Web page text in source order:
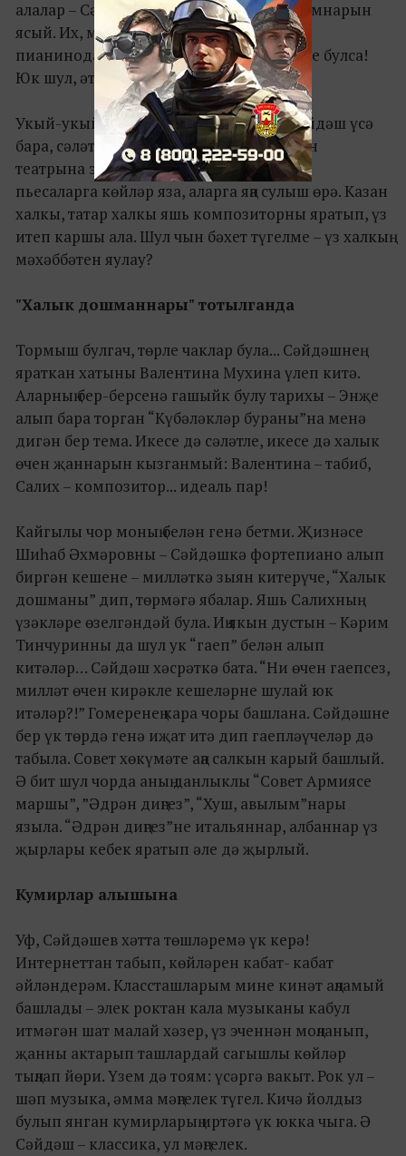
алалар – Сәйдәш музыкага беренче адымнарын
ясый. Их, миңа да балачагымда ук берәр
пианинода яки гармунда өйрәтүче кеше булса!
Юк шул, әти-әнием математиклар бит.
Укый-укый, әллә ниләр беләм. Менә Сәйдәш үсә
бара, сәләте дә үсә. Балачактан үк сөйгән
театрына эшкә урнаша. Театрда барган
пьесаларга көйләр яза, аларга яңа сулыш өрә. Казан
халкы, татар халкы яшь композиторны яратып, үз
итеп каршы ала. Шул чын бәхет түгелме – үз халкың
мәхәббәтен яулау?
"Халык дошманнары" тотылганда
Тормыш булгач, төрле чаклар була... Сәйдәшнең
яраткан хатыны Валентина Мухина үлеп китә.
Аларның бер-берсенә гашыйк булу тарихы – Энҗе
алып бара торган “Күбәләкләр бураны”на менә
дигән бер тема. Икесе дә сәләтле, икесе дә халык
өчен җаннарын кызганмый: Валентина – табиб,
Салих – композитор... идеаль пар!
Кайгылы чор моның белән генә бетми. Җизнәсе
Шиһаб Әхмәровны – Сәйдәшкә фортепиано алып
биргән кешене – милләткә зыян китерүче, “Халык
дошманы” дип, төрмәгә ябалар. Яшь Салихның
үзәкләре өзелгәндәй була. Иң якын дустын – Кәрим
Тинчуринны да шул ук “гаеп” белән алып
китәләр… Сәйдәш хәсрәткә бата. “Ни өчен гаепсез,
милләт өчен кирәкле кешеләрне шулай юк
итәләр?!” Гомеренең кара чоры башлана. Сәйдәшне
бер үк төрдә генә иҗат итә дип гаепләүчеләр дә
табыла. Совет хөкүмәте аңа салкын карый башлый.
Ә бит шул чорда аның данлыклы “Совет Армиясе
маршы”, ”Әдрән диңгез”, “Хуш, авылым”нары
языла. “Әдрән диңгез”не итальяннар, албаннар үз
җырлары кебек яратып әле дә җырлый.
Кумирлар алышына
Уф, Сәйдәшев хәтта төшләремә үк керә!
Интернеттан табып, көйләрен кабат- кабат
әйләндерәм. Классташларым мине кинәт аңламый
башлады – элек роктан кала музыканы кабул
итмәгән шат малай хәзер, үз эченнән моңланып,
җанны актарып ташлардай сагышлы көйләр
тыңлап йөри. Үзем дә тоям: үсәргә вакыт. Рок ул –
шәп музыка, әмма мәңгелек түгел. Кичә йолдыз
булып янган кумирларың иртәгә үк юкка чыга. Ә
Сәйдәш – классика, ул мәңгелек.